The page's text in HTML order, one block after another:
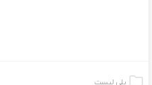
پلی لیست